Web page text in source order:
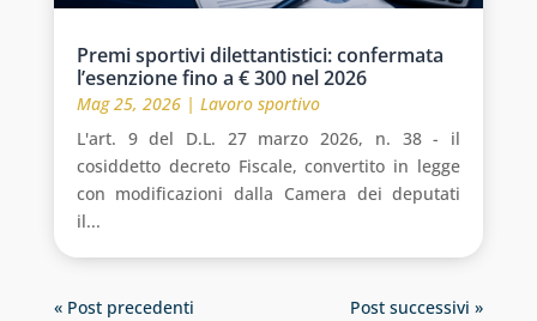
Premi sportivi dilettantistici: confermata
l’esenzione fino a € 300 nel 2026
Mag 25, 2026| Lavoro sportivo
L'art. 9 del D.L. 27 marzo 2026, n. 38 - il
cosiddetto decreto Fiscale, convertito in legge
con modificazioni dalla Camera dei deputati
il...
« Post precedenti Post successivi »